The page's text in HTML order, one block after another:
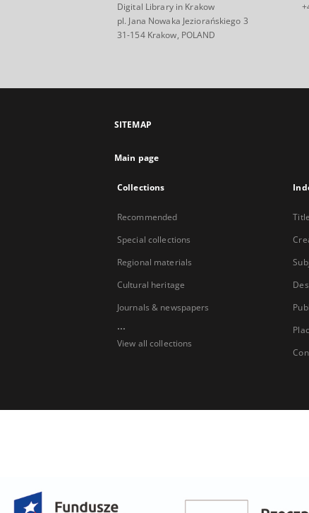
Digital Library in Krakow
pl. Jana Nowaka Jeziorańskiego 3
31-154 Krakow, POLAND
SITEMAP
Main page
Collections
Recommended
Special collections
Regional materials
Cultural heritage
Journals & newspapers
...
View all collections
Title